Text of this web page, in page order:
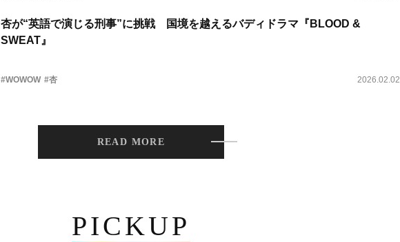
杏が“英語で演じる刑事”に挑戦 国境を越えるバディドラマ『BLOOD &
SWEAT』
#WOWOW #杏 2026.02.02
READ MORE
PICKUP